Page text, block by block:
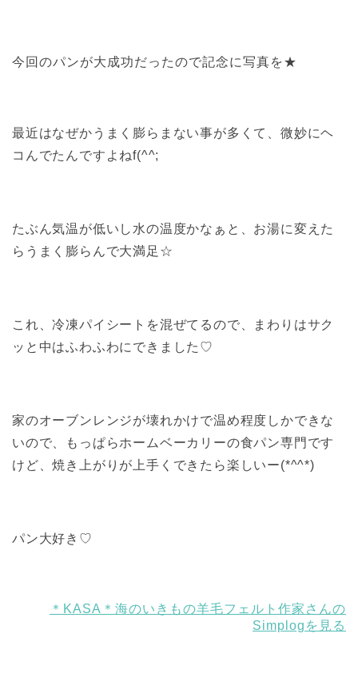
今回のパンが大成功だったので記念に写真を★
最近はなぜかうまく膨らまない事が多くて、微妙にヘ
コんでたんですよねf(^^;
たぶん気温が低いし水の温度かなぁと、お湯に変えた
らうまく膨らんで大満足☆
これ、冷凍パイシートを混ぜてるので、まわりはサク
ッと中はふわふわにできました♡
家のオーブンレンジが壊れかけで温め程度しかできな
いので、もっぱらホームベーカリーの食パン専門です
けど、焼き上がりが上手くできたら楽しいー(*^^*)
パン大好き♡
＊KASA＊海のいきもの羊毛フェルト作家さんの
Simplogを見る